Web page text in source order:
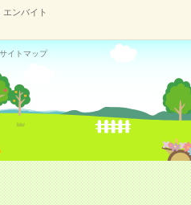
ンバイト
サイトマップ